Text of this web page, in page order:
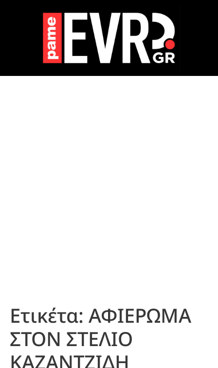
Ετικέτα: ΑΦΙΕΡΩΜΑ
ΣΤΟΝ ΣΤΕΛΙΟ
ΚΑΖΑΝΤΖΙΔΗ